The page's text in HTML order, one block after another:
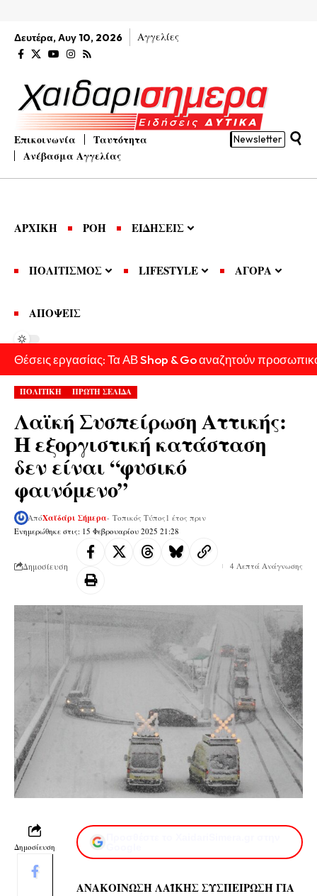
Δευτέρα, Αυγ 10, 2026 Αγγελίες
Επικοινωνία
Ταυτότητα
Ανέβασμα Αγγελίας
Newsletter
ΑΡΧΙΚΗ ΡΟΗ ΕΙΔΗΣΕΙΣ
ΠΟΛΙΤΙΣΜΟΣ LIFESTYLE ΑΓΟΡΑ
ΑΠΟΨΕΙΣ
Θέσεις εργασίας: Τα ΑΒ Shop & Go αναζητούν
ΠΟΛΙΤΙΚΗ ΠΡΩΤΗ ΣΕΛΙΔΑ
Λαϊκή Συσπείρωση Αττικής:
Η εξοργιστική κατάσταση
δεν είναι “φυσικό
φαινόμενο”
Ενημερώθηκε στις: 15 Φεβρουαρίου 2025 21:28
ΑπόΧαϊδάρι Σήμερα- Τοπικός Τύπος 1 έτος πριν
Δημοσίευση 4 Λεπτά Ανάγνωσης
Δημοσίευση
ΑΝΑΚΟΙΝΩΣΗ ΛΑΪΚΗΣ ΣΥΣΠΕΙΡΩΣΗ ΓΙΑ